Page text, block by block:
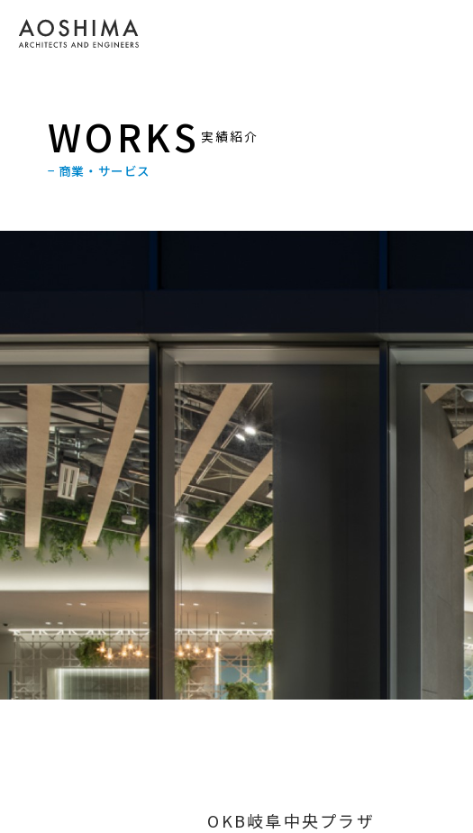
WORKS 実績紹介
− 商業・サービス
OKB岐阜中央プラザ